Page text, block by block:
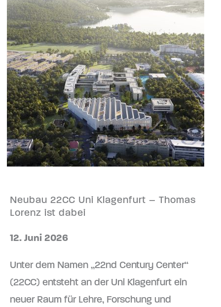
Neubau 22CC Uni Klagenfurt – Thomas
Lorenz ist dabei
12. Juni 2026
Unter dem Namen „22nd Century Center“
(22CC) entsteht an der Uni Klagenfurt ein
neuer Raum für Lehre, Forschung und